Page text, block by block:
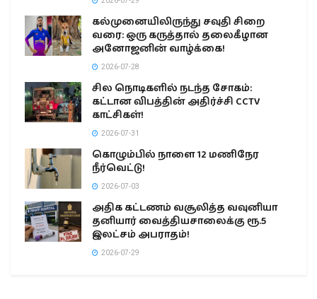
கல்முனையிலிருந்து சவுதி சிறை
வரை: ஒரு கருத்தால் தலைகீழான
அனோஜனின் வாழ்க்கை!
2026-07-28
சில நொடிகளில் நடந்த சோகம்:
கட்டான விபத்தின் அதிர்ச்சி CCTV
காட்சிகள்!
2026-07-31
கொழும்பில் நாளை 12 மணிநேர
நீர்வெட்டு!
2026-07-03
அதிக கட்டணம் வசூலித்த வவுனியா
தனியார் வைத்தியசாலைக்கு ரூ.5
இலட்சம் அபராதம்!
2026-07-29